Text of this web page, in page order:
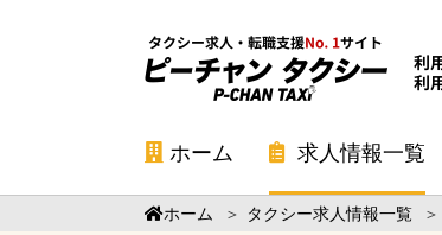
ホーム 求人情報一覧
ホーム ＞ タクシー求人情報一覧 ＞